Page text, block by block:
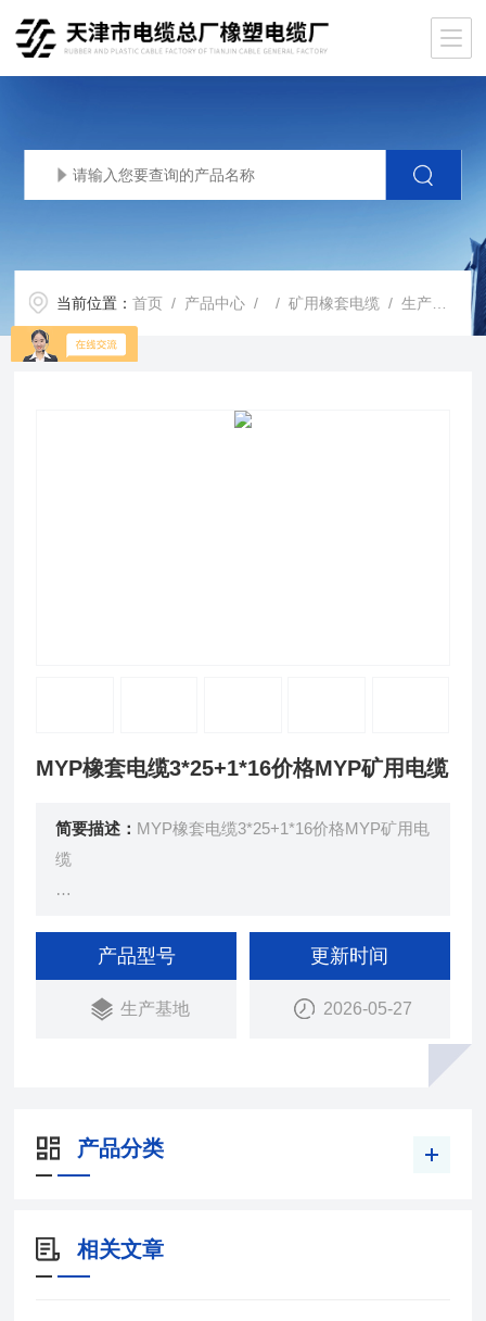
当前位置：首页 / 产品中心 / /矿用橡套电缆 / 生产基地MYP橡套电缆3*25+1*16价格MYP矿用电缆
MYP橡套电缆3*25+1*16价格MYP矿用电缆
简要描述： MYP橡套电缆3*25+1*16价格MYP矿用电
缆
12972.5-91）
本产品适用于额定电压0.66/1.14KV及以下移动设备
用铜芯橡皮护套软电缆
产品型号
生产基地
更新时间
2026-05-27
产品分类
相关文章